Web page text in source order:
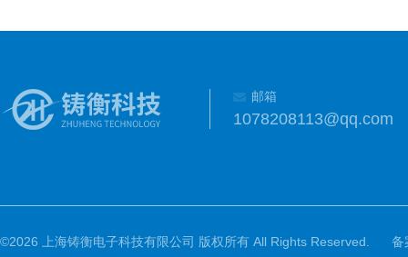
邮箱
1078208113@qq.com
©2026 上海铸衡电子科技有限公司 版权所有 All Rights Reserved.
备